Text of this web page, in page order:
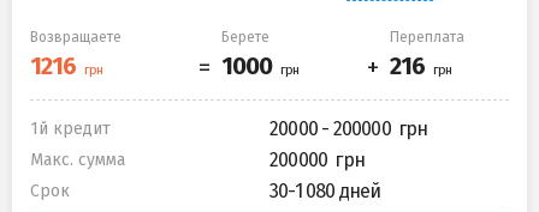
Возвращаете Берете Переплата
1й кредит 20000 - 200000
Макс. сумма 200000
Срок 30-1 080 дней